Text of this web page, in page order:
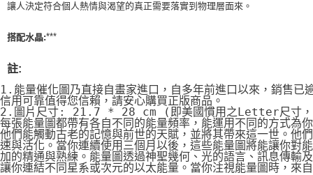
讓人決定符合個人熱情與渴望的真正需要落實到物理層面來。
搭配水晶:***
註:
1.能量催化圖乃直接自畫家進口，自多年前進口以來，銷售已
信用可靠值得您信賴，請安心購買正版商品。
2.圖片尺寸: 21.7 * 28 cm (即美國慣用之Letter尺寸，
每張能量圖都帶有各自不同的能量頻率，能運用不同的方式為
他們能觸動古老的記憶與前世的天賦，並將其帶來這一世。他
速與活化。當你連續使用三個月以後，這些能量圖將能讓你對
加的精通與熟練。能量圖透過神聖幾何、光的語言、訊息傳輸
讓你連結不同星系或次元的以太能量。當你注視能量圖時，來